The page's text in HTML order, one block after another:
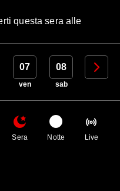
questa sera alle
07
ven
08
sab
09
Sera Notte Live